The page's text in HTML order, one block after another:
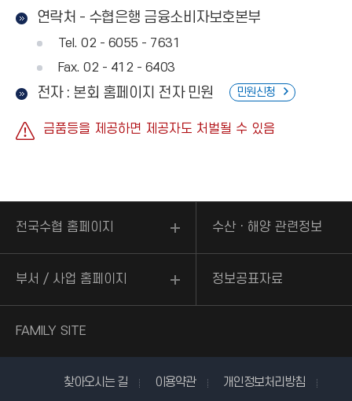
연락처 - 수협은행 금융소비자보호본부
Tel. 02 - 6055 - 7631
Fax. 02 - 412 - 6403
전자 : 본회 홈페이지 전자 민원 민원신청
금품등을 제공하면 제공자도 처벌될 수 있음
전국수협 홈페이지 수산ㆍ해양 관련정보
부서 / 사업 홈페이지 정보공표자료
FAMILY SITE
찾아오시는 길 이용약관
개인정보처리방침